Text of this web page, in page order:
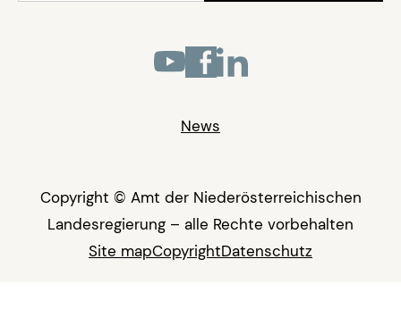
News
Copyright © Amt der Niederösterreichischen
Landesregierung – alle Rechte vorbehalten
Site mapCopyrightDatenschutz